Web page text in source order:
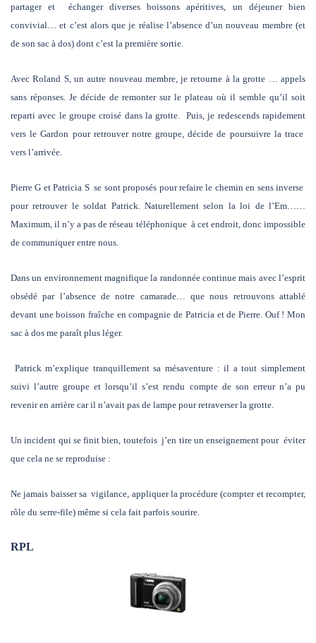
partager et échanger diverses boissons apéritives, un déjeuner bien
convivial… et c’est alors que je réalise l’absence d’un nouveau membre (et
de son sac à dos) dont c’est la première sortie.
Avec Roland S, un autre nouveau membre, je retourne à la grotte … appels
sans réponses. Je décide de remonter sur le plateau où il semble qu’il soit
reparti avec le groupe croisé dans la grotte. Puis, je redescends rapidement
vers le Gardon pour retrouver notre groupe, décide de poursuivre la trace
vers l’arrivée.
Pierre G et Patricia S se sont proposés pour refaire le chemin en sens inverse
pour retrouver le soldat Patrick. Naturellement selon la loi de l’Em……
Maximum, il n’y a pas de réseau téléphonique à cet endroit, donc impossible
de communiquer entre nous.
Dans un environnement magnifique la randonnée continue mais avec l’esprit
obsédé par l’absence de notre camarade… que nous retrouvons attablé
devant une boisson fraîche en compagnie de Patricia et de Pierre. Ouf ! Mon
sac à dos me paraît plus léger.
Patrick m’explique tranquillement sa mésaventure : il a tout simplement
suivi l’autre groupe et lorsqu’il s’est rendu compte de son erreur n’a pu
revenir en arrière car il n’avait pas de lampe pour retraverser la grotte.
Un incident qui se finit bien, toutefois j’en tire un enseignement pour éviter
que cela ne se reproduise :
Ne jamais baisser sa vigilance, appliquer la procédure (compter et recompter,
rôle du serre-file) même si cela fait parfois sourire.
RPL